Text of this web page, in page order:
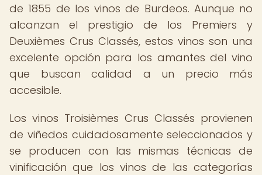
de 1855 de los vinos de Burdeos. Aunque no
alcanzan el prestigio de los Premiers y
Deuxièmes Crus Classés, estos vinos son una
excelente opción para los amantes del vino
que buscan calidad a un precio más
accesible.
Los vinos Troisièmes Crus Classés provienen
de viñedos cuidadosamente seleccionados y
se producen con las mismas técnicas de
vinificación que los vinos de las categorías